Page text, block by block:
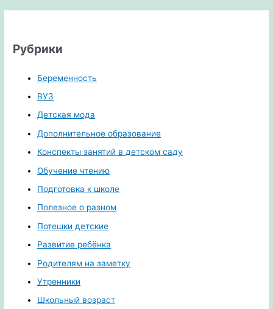
Рубрики
Беременность
ВУЗ
Детская мода
Дополнительное образование
Конспекты занятий в детском саду
Обучение чтению
Подготовка к школе
Полезное о разном
Потешки детские
Развитие ребёнка
Родителям на заметку
Утренники
Школьный возраст